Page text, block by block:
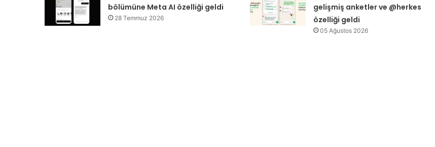
bölümüne Meta AI özelliği geldi
28 Temmuz 2026
gelişmiş anketler ve @herkes
özelliği geldi
05 Ağustos 2026